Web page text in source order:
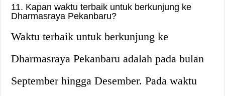
11. Kapan waktu terbaik untuk berkunjung ke
Dharmasraya Pekanbaru?
Waktu terbaik untuk berkunjung ke
Dharmasraya Pekanbaru adalah pada bulan
September hingga Desember. Pada waktu